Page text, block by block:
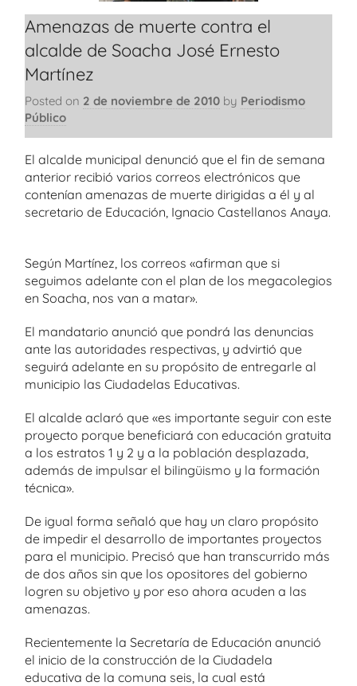
Amenazas de muerte contra el
alcalde de Soacha José Ernesto
Martínez
Posted on 2 de noviembre de 2010 by Periodismo
Público
El alcalde municipal denunció que el fin de semana
anterior recibió varios correos electrónicos que
contenían amenazas de muerte dirigidas a él y al
secretario de Educación, Ignacio Castellanos Anaya.
Según Martínez, los correos «afirman que si
seguimos adelante con el plan de los megacolegios
en Soacha, nos van a matar».
El mandatario anunció que pondrá las denuncias
ante las autoridades respectivas, y advirtió que
seguirá adelante en su propósito de entregarle al
municipio las Ciudadelas Educativas.
El alcalde aclaró que «es importante seguir con este
proyecto porque beneficiará con educación gratuita
a los estratos 1 y 2 y a la población desplazada,
además de impulsar el bilingüismo y la formación
técnica».
De igual forma señaló que hay un claro propósito
de impedir el desarrollo de importantes proyectos
para el municipio. Precisó que han transcurrido más
de dos años sin que los opositores del gobierno
logren su objetivo y por eso ahora acuden a las
amenazas.
Recientemente la Secretaría de Educación anunció
el inicio de la construcción de la Ciudadela
educativa de la comuna seis, la cual está